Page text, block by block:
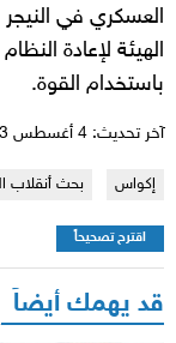
العسكري في
الهيئة لإعادة
باستخدام القوة.
آخر تحديث: 4 أغسطس 2023 - 11:14
إكواس بحث أنقلاب
اقترح تصحيحاً
قد يهمك أيضاً